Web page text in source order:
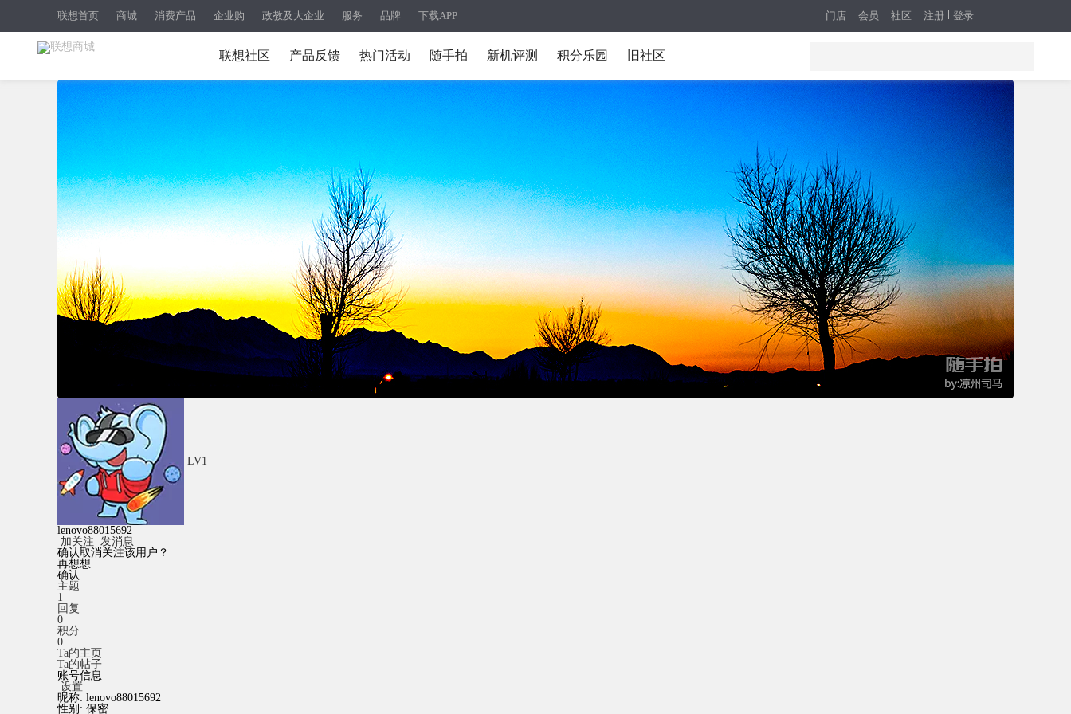
联想首页 商城 消费产品 企业购 政教及大企业 服务 品牌 下载APP 注册 登录
门店 会员 社区
联想社区 产品反馈 热门活动 随手拍 新机评测 积分乐园 旧社区
LV1
lenovo88015692
加关注 发消息
确认取消关注该用户？
再想想
确认
主题
1
回复
0
积分
0
Ta的主页
Ta的帖子
账号信息
设置
昵称: lenovo88015692
性别: 保密